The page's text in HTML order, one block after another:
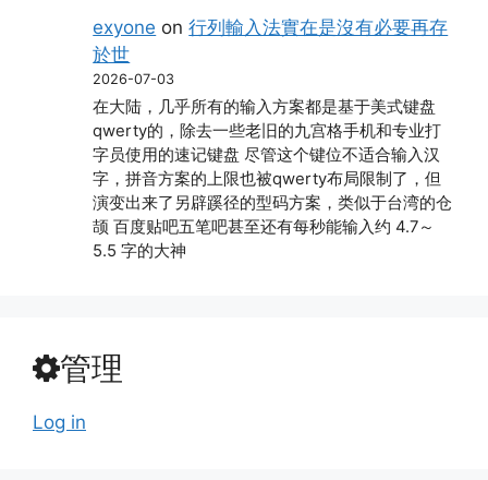
exyone on行列輸入法實在是沒有必要再存
於世
2026-07-03
在大陆，几乎所有的输入方案都是基于美式键盘
qwerty的，除去一些老旧的九宫格手机和专业打
字员使用的速记键盘 尽管这个键位不适合输入汉
字，拼音方案的上限也被qwerty布局限制了，但
演变出来了另辟蹊径的型码方案，类似于台湾的仓
颉 百度贴吧五笔吧甚至还有每秒能输入约 4.7～
5.5 字的大神
管理
Log in